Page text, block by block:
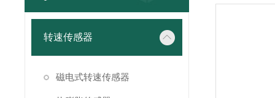
转速传感器
磁电式转速传感器